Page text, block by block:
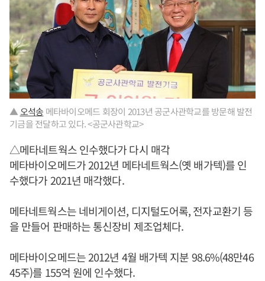
▲오석송 메타바이오메드 회장이 2013년 공군사관학교를 방문해 발전
기금을 전달하고 있다. <공군사관학교>
△메타네트웍스 인수했다가 다시 매각
메타바이오메드가 2012년 메타네트웍스(옛 배가텍)를 인
수했다가 2021년 매각했다.
메타네트웍스는 네비게이션, 디지털도어록, 전자교환기 등
을 만들어 판매하는 통신장비 제조업체다.
메타바이오메드는 2012년 4월 배가텍 지분 98.6%(48만46
45주)를 155억 원에 인수했다.